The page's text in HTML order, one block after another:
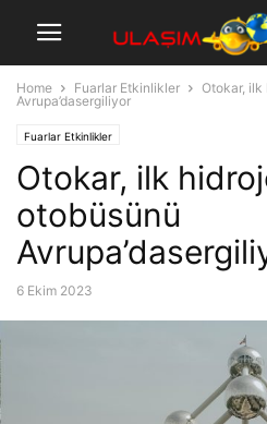
Home Fuarlar Etkinlikler
Otokar, ilk
Avrupa’dasergiliyor
Fuarlar Etkinlikler
Otokar, ilk
otobüsünü
6 Ekim 2023